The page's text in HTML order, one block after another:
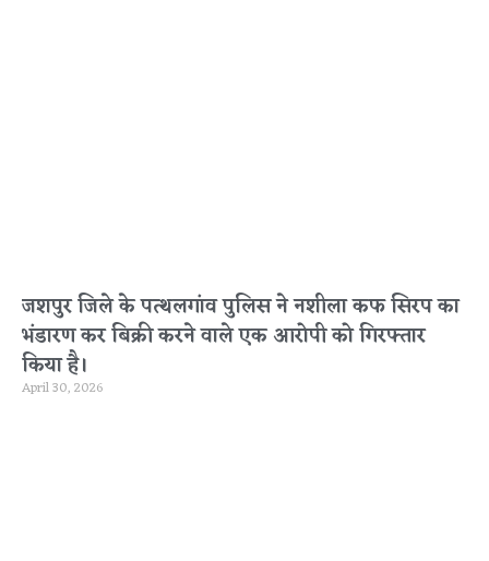
जशपुर जिले के पत्थलगांव पुलिस ने नशीला कफ सिरप का
भंडारण कर बिक्री करने वाले एक आरोपी को गिरफ्तार
किया है।
April 30, 2026